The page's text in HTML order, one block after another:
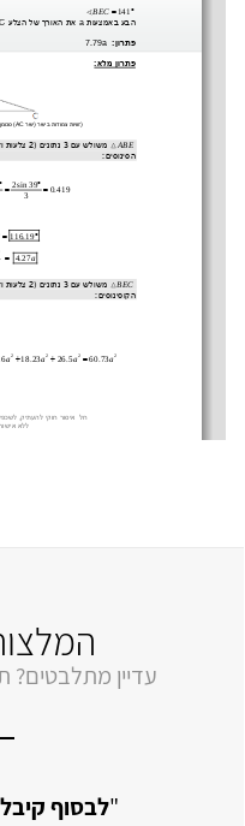
עדיין מתלבטים?
"לבסוף קיבלתי 94 ב- 5